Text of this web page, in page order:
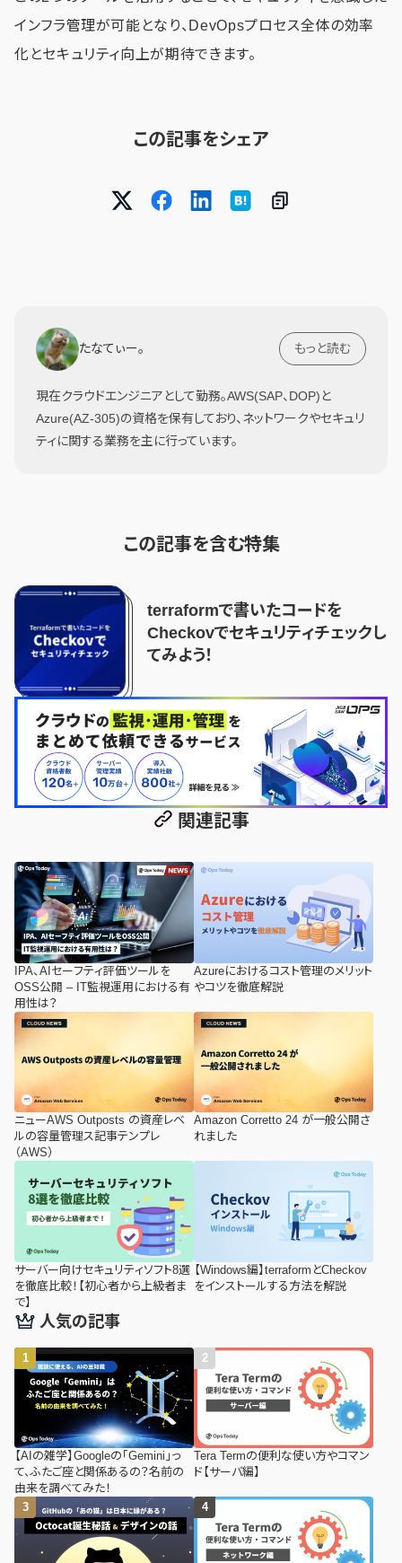
インフラ管理が可能となり、DevOpsプロセス全体の効率
化とセキュリティ向上が期待できます。
この記事をシェア
たなてぃー。 もっと読む
現在クラウドエンジニアとして勤務。AWS(SAP、DOP)と
Azure(AZ-305)の資格を保有しており、ネットワークやセキュリ
ティに関する業務を主に行っています。
この記事を含む特集
terraformで書いたコードを
Checkovでセキュリティチェックし
てみよう！
関連記事
IPA、AIセーフティ評価ツールを
OSS公開 – IT監視運用における有
用性は？
Azureにおけるコスト管理のメリット
やコツを徹底解説
ニューAWS Outposts の資産レベ
ルの容量管理ス記事テンプレ
（AWS）
Amazon Corretto 24 が一般公開さ
れました
サーバー向けセキュリティソフト8選
を徹底比較！【初心者から上級者ま
で】
【Windows編】terraformとCheckov
をインストールする方法を解説
人気の記事
【AIの雑学】Googleの「Gemini」っ
て、ふたご座と関係あるの？名前の
由来を調べてみた！
Tera Termの便利な使い方やコマン
ド【サーバ編】